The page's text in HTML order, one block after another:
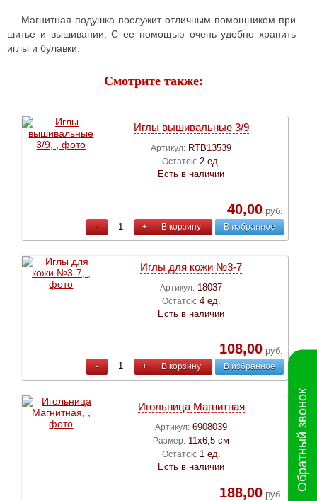
Магнитная подушка послужит отличным помощником при
шитье и вышивании. С ее помощью очень удобно хранить
иглы и булавки.
Смотрите также:
Иглы вышивальные 3/9
Артикул: RTB13539
Остаток: 2 ед.
Есть в наличии
40,00руб.
- + В корзину В избранное
Иглы для кожи №3-7
Артикул: 18037
Остаток: 4 ед.
Есть в наличии
108,00руб.
- + В корзину В избранное
Игольница Магнитная
Артикул: 6908039
Размер: 11х6,5 см
Остаток: 1 ед.
Есть в наличии
188,00руб.
Обратный звонок